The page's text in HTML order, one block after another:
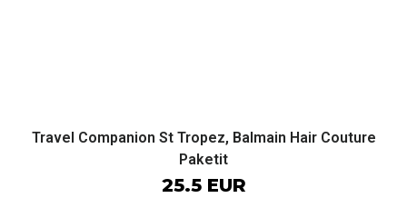
Travel Companion St Tropez, Balmain Hair Couture
Paketit
25.5 EUR